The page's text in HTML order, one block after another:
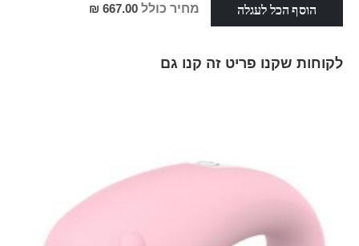
הוסף הכל לעגלה מחיר כולל 667.00 ₪
לקוחות שקנו פריט זה קנו גם